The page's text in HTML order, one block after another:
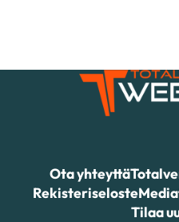
Ota yhteyttä
Rekisteriseloste
Tilaa